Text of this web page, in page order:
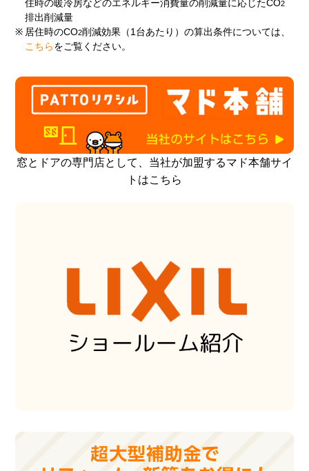
住時の暖冷房などのエネルギー消費量の削減量に応じたCO2
排出削減量
※ 居住時のCO2削減効果（1台あたり）の算出条件については、
こちら をご覧ください。
窓とドアの専門店として、当社が加盟するマド本舗サイ
トはこちら